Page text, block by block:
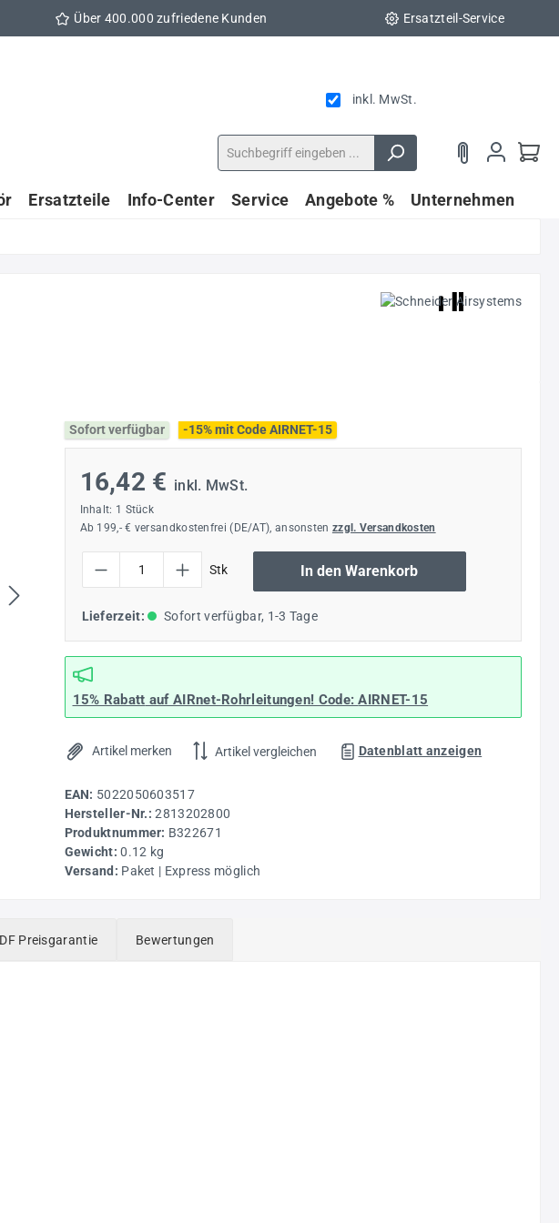
Über 400.000 zufriedene Kunden Ersatzteil-Service
inkl. MwSt.
Ersatzteile Info-Center Service Angebote % Unternehmen
Sofort verfügbar
-15% mit Code AIRNET-15
16,42 € inkl. MwSt.
Inhalt: 1 Stück
Ab 199,- € versandkostenfrei (DE/AT), ansonsten zzgl. Versandkosten
Stk In den Warenkorb
Lieferzeit: Sofort verfügbar, 1-3 Tage
15% Rabatt auf AIRnet-Rohrleitungen! Code:AIRNET-15
Artikel merken Artikel vergleichen Datenblatt anzeigen
EAN: 5022050603517
Hersteller-Nr.:2813202800
Produktnummer: B322671
Gewicht:0.12 kg
Versand: Paket | Express möglich
DF Preisgarantie Bewertungen